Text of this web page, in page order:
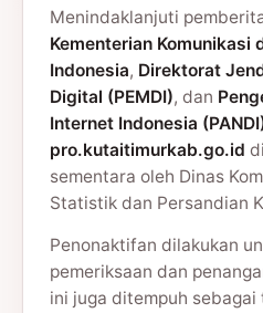
Menindaklanjuti
Kementerian Komunikasi
Indonesia, Direktorat
Digital (PEMDI), dan
Internet Indonesia
pro.kutaitimurkab.go.id
sementara oleh Dinas
Statistik dan Persandian
Penonaktifan dilakukan
pemeriksaan dan
ini juga ditempuh